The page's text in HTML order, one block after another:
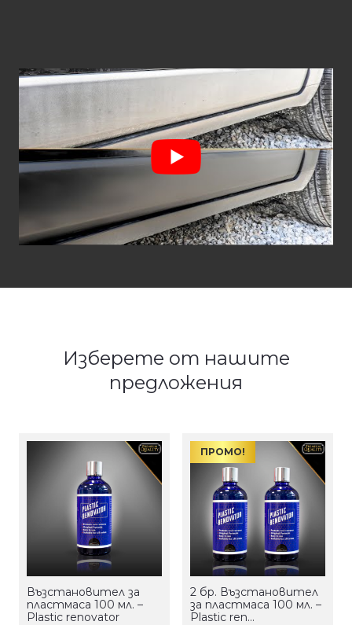
Изберете от нашите
предложения
Възстановител за
пластмаса 100 мл. –
Plastic renovator
ПРОМО!
2 бр. Възстановител
за пластмаса 100 мл. –
Plastic ren…